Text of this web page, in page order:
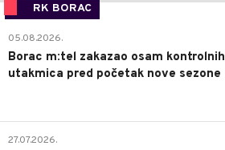
RK BORAC
05.08.2026.
Borac m:tel zakazao osam kontrolnih
utakmica pred početak nove sezone
27.07.2026.